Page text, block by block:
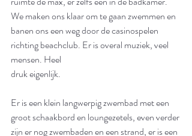
We maken ons klaar om te gaan zwemmen en
banen ons een weg door de casinospelen
richting beachclub. Er is overal muziek, veel
mensen. Heel
druk eigenlijk.
Er is een klein langwerpig zwembad met een
groot schaakbord en loungezetels, even verder
zijn er nog zwembaden en een strand, er is een